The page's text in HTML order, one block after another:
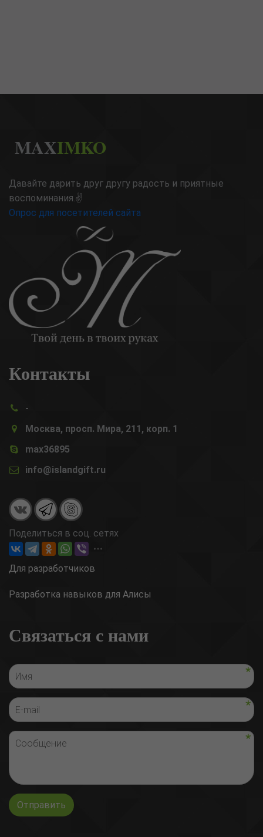
MAXIMKO
Давайте дарить друг другу радость и приятные
воспоминания.✌
Опрос для посетителей сайта
Контакты
-
Москва, просп. Мира, 211, корп. 1
max36895
info@islandgift.ru
Поделиться в соц. сетях
Для разработчиков
Разработка навыков для Алисы
Связаться с нами
Отправить